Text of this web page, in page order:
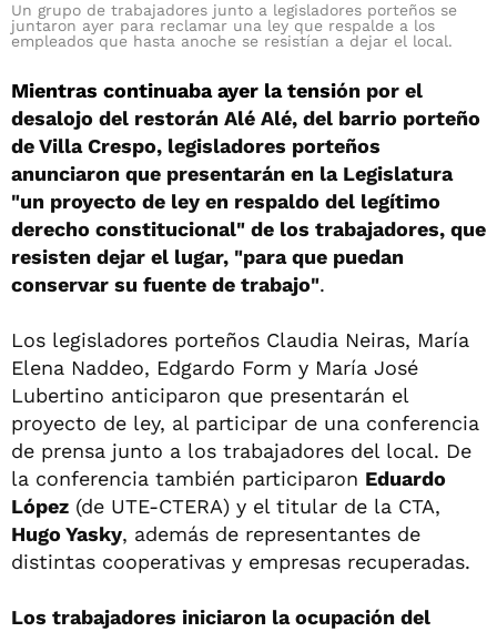
Un grupo de trabajadores junto a legisladores porteños se
juntaron ayer para reclamar una ley que respalde a los
empleados que hasta anoche se resistían a dejar el local.
Mientras continuaba ayer la tensión por el
desalojo del restorán Alé Alé, del barrio porteño
de Villa Crespo, legisladores porteños
anunciaron que presentarán en la Legislatura
"un proyecto de ley en respaldo del legítimo
derecho constitucional" de los trabajadores, que
resisten dejar el lugar, "para que puedan
conservar su fuente de trabajo".
Los legisladores porteños Claudia Neiras, María
Elena Naddeo, Edgardo Form y María José
Lubertino anticiparon que presentarán el
proyecto de ley, al participar de una conferencia
de prensa junto a los trabajadores del local. De
la conferencia también participaron Eduardo
López (de UTE-CTERA) y el titular de la CTA,
Hugo Yasky, además de representantes de
distintas cooperativas y empresas recuperadas.
Los trabajadores iniciaron la ocupación del